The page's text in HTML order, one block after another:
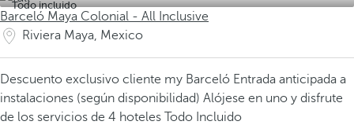
Todo incluido
Barceló Maya Colonial - All Inclusive
Riviera Maya, Mexico
Descuento exclusivo cliente my Barceló Entrada anticipada a
instalaciones (según disponibilidad) Alójese en uno y disfrute
de los servicios de 4 hoteles Todo Incluido